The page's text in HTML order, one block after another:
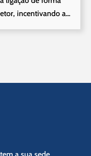
incentivando a...